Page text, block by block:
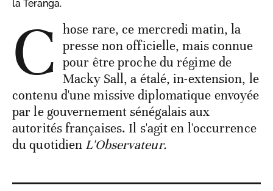
la Teranga.
C hose rare, ce mercredi matin, la
presse non officielle, mais connue
pour être proche du régime de
Macky Sall, a étalé, in-extension, le
contenu d'une missive diplomatique envoyée
par le gouvernement sénégalais aux
autorités françaises. Il s'agit en l'occurrence
du quotidien L'Observateur.